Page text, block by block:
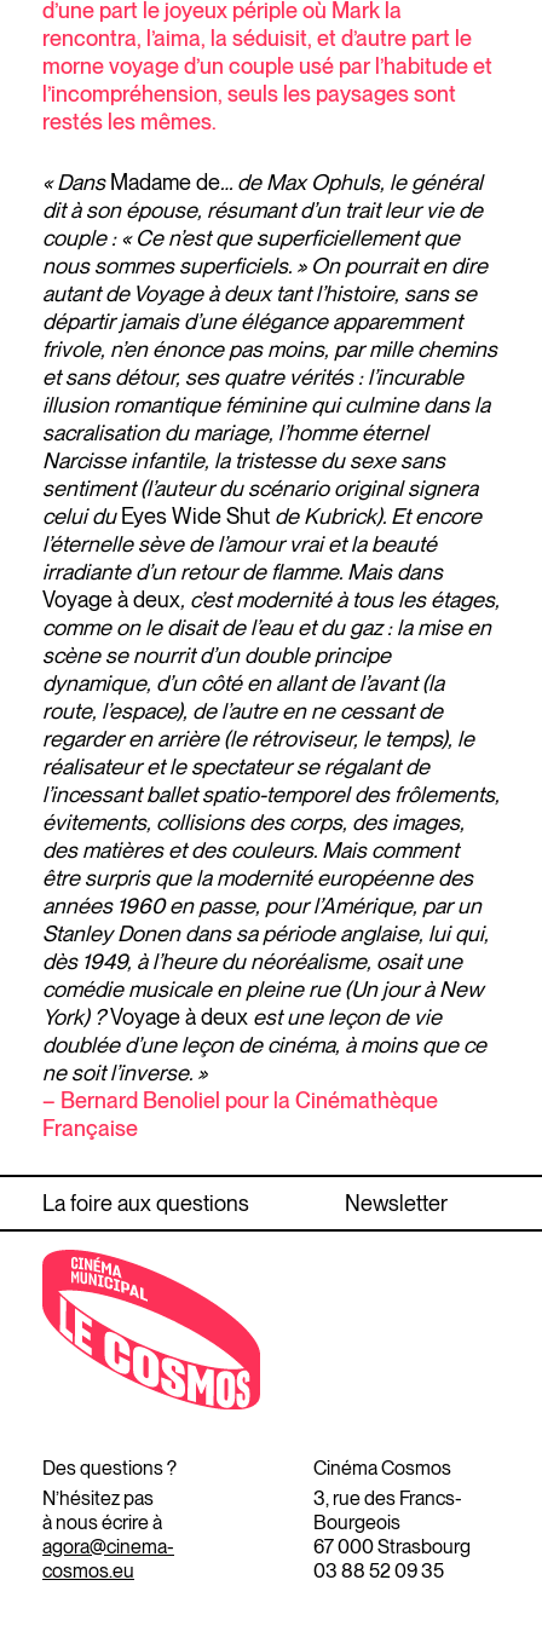
d’une part le joyeux périple où Mark la
rencontra, l’aima, la séduisit, et d’autre part le
morne voyage d’un couple usé par l’habitude et
l’incompréhension, seuls les paysages sont
restés les mêmes.
« Dans Madame de… de Max Ophuls, le général
dit à son épouse, résumant d’un trait leur vie de
couple : « Ce n’est que superficiellement que
nous sommes superficiels. » On pourrait en dire
autant de Voyage à deux tant l’histoire, sans se
départir jamais d’une élégance apparemment
frivole, n’en énonce pas moins, par mille chemins
et sans détour, ses quatre vérités : l’incurable
illusion romantique féminine qui culmine dans la
sacralisation du mariage, l’homme éternel
Narcisse infantile, la tristesse du sexe sans
sentiment (l’auteur du scénario original signera
celui du Eyes Wide Shut de Kubrick). Et encore
l’éternelle sève de l’amour vrai et la beauté
irradiante d’un retour de flamme. Mais dans
Voyage à deux, c’est modernité à tous les étages,
comme on le disait de l’eau et du gaz : la mise en
scène se nourrit d’un double principe
dynamique, d’un côté en allant de l’avant (la
route, l’espace), de l’autre en ne cessant de
regarder en arrière (le rétroviseur, le temps), le
réalisateur et le spectateur se régalant de
l’incessant ballet spatio-temporel des frôlements,
évitements, collisions des corps, des images,
des matières et des couleurs. Mais comment
être surpris que la modernité européenne des
années 1960 en passe, pour l’Amérique, par un
Stanley Donen dans sa période anglaise, lui qui,
dès 1949, à l’heure du néoréalisme, osait une
comédie musicale en pleine rue (Un jour à New
York) ?Voyage à deux est une leçon de vie
doublée d’une leçon de cinéma, à moins que ce
ne soit l’inverse. »
– Bernard Benoliel pour la Cinémathèque
Française
La foire aux questions Newsletter
Des questions ?
N’hésitez pas
à nous écrire à
agora@cinema-
cosmos.eu
Cinéma Cosmos
3, rue des Francs-
Bourgeois
67 000 Strasbourg
03 88 52 09 35